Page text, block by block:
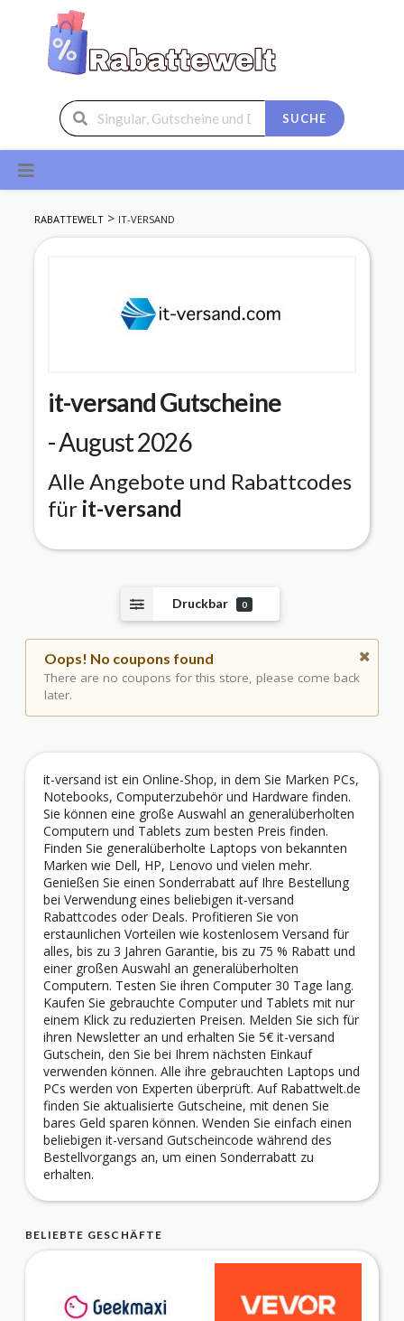
SUCHE
content
RABATTEWELT> IT-VERSAND
it-versandGutscheine
- August 2026
Alle Angebote und Rabattcodes
für it-versand
Druckbar 0
Oops! No coupons found
There are no coupons for this store, please come back
later.
it-versand ist ein Online-Shop, in dem Sie Marken PCs,
Notebooks, Computerzubehör und Hardware finden.
Sie können eine große Auswahl an generalüberholten
Computern und Tablets zum besten Preis finden.
Finden Sie generalüberholte Laptops von bekannten
Marken wie Dell, HP, Lenovo und vielen mehr.
Genießen Sie einen Sonderrabatt auf Ihre Bestellung
bei Verwendung eines beliebigen it-versand
Rabattcodes oder Deals. Profitieren Sie von
erstaunlichen Vorteilen wie kostenlosem Versand für
alles, bis zu 3 Jahren Garantie, bis zu 75 % Rabatt und
einer großen Auswahl an generalüberholten
Computern. Testen Sie ihren Computer 30 Tage lang.
Kaufen Sie gebrauchte Computer und Tablets mit nur
einem Klick zu reduzierten Preisen. Melden Sie sich für
ihren Newsletter an und erhalten Sie 5€ it-versand
Gutschein, den Sie bei Ihrem nächsten Einkauf
verwenden können. Alle ihre gebrauchten Laptops und
PCs werden von Experten überprüft. Auf Rabattwelt.de
finden Sie aktualisierte Gutscheine, mit denen Sie
bares Geld sparen können. Wenden Sie einfach einen
beliebigen it-versand Gutscheincode während des
Bestellvorgangs an, um einen Sonderrabatt zu
erhalten.
BELIEBTE GESCHÄFTE